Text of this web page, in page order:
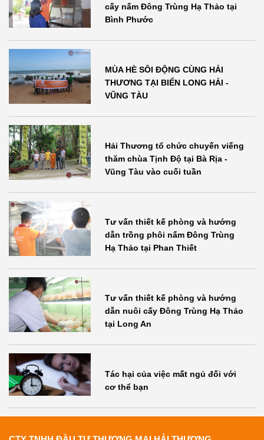
cấy nấm Đông Trùng Hạ Thảo tại
Bình Phước
MÙA HÈ SÔI ĐỘNG CÙNG HẢI
THƯƠNG TẠI BIỂN LONG HẢI -
VŨNG TÀU
Hải Thương tổ chức chuyến viếng
thăm chùa Tịnh Độ tại Bà Rịa -
Vũng Tàu vào cuối tuần
Tư vấn thiết kế phòng và hướng
dẫn trồng phôi nấm Đông Trùng
Hạ Thảo tại Phan Thiết
Tư vấn thiết kế phòng và hướng
dẫn nuôi cấy Đông Trùng Hạ Thảo
tại Long An
Tác hại của việc mất ngủ đối với
cơ thể bạn